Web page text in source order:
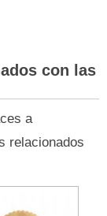
con las
a
relacionados